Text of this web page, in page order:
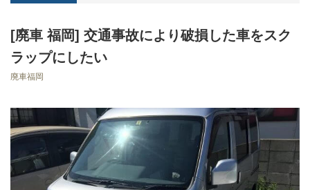
[廃車 福岡] 交通事故により破損した車をスク
ラップにしたい
廃車福岡